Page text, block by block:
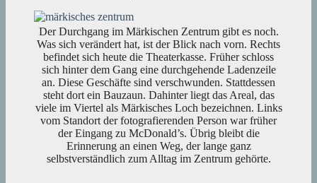
Der Durchgang im Märkischen Zentrum gibt es noch.
Was sich verändert hat, ist der Blick nach vorn. Rechts
befindet sich heute die Theaterkasse. Früher schloss
sich hinter dem Gang eine durchgehende Ladenzeile
an. Diese Geschäfte sind verschwunden. Stattdessen
steht dort ein Bauzaun. Dahinter liegt das Areal, das
viele im Viertel als Märkisches Loch bezeichnen. Links
vom Standort der fotografierenden Person war früher
der Eingang zu McDonald’s. Übrig bleibt die
Erinnerung an einen Weg, der lange ganz
selbstverständlich zum Alltag im Zentrum gehörte.